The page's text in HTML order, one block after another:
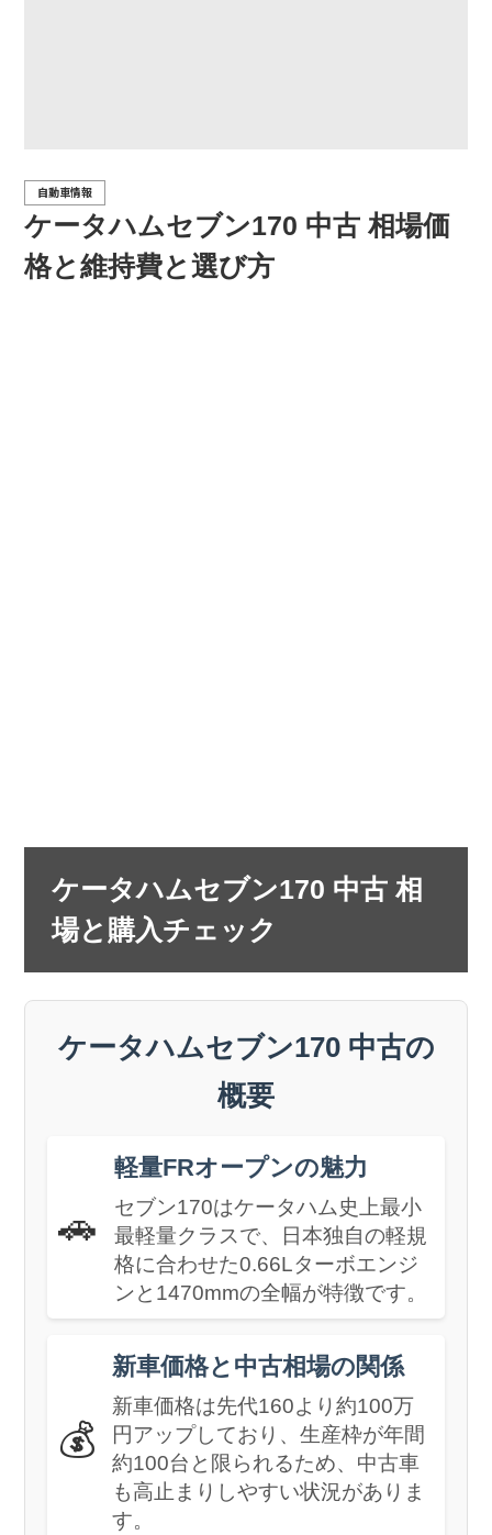
ケータハムセブン170 中古 相場価
格と維持費と選び方
自動車情報
ケータハムセブン170 中古 相
場と購入チェック
ケータハムセブン170 中古の
概要
🚗
軽量FRオープンの魅力
セブン170はケータハム史上最小
最軽量クラスで、日本独自の軽規
格に合わせた0.66Lターボエンジ
ンと1470mmの全幅が特徴です。
💰
新車価格と中古相場の関係
新車価格は先代160より約100万
円アップしており、生産枠が年間
約100台と限られるため、中古車
も高止まりしやすい状況がありま
す。